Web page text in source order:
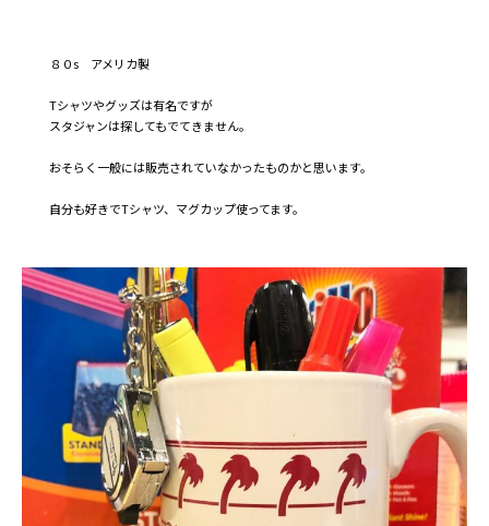
８０s アメリカ製
Tシャツやグッズは有名ですが
スタジャンは探してもでてきません。
おそらく一般には販売されていなかったものかと思います。
自分も好きでTシャツ、マグカップ使ってます。